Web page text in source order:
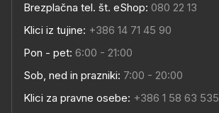
Brezplačna tel. št. eShop: 080 22 13
Klici iz tujine: +386 14 71 45 90
Pon - pet: 6:00 - 21:00
Sob, ned in prazniki: 7:00 - 20:00
Klici za pravne osebe: +386 1 58 63 535